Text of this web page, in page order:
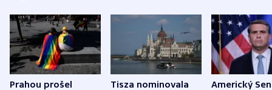
Prahou prošel
Tisza nominovala
Americký